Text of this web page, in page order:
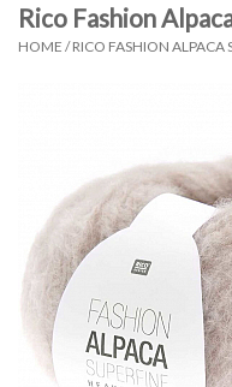
Garen
Gaarne gemaakt
Cadeaubonnen
Pakketten
Workshops
Rico Fashion
HOME /RICO FASHION ALPACA